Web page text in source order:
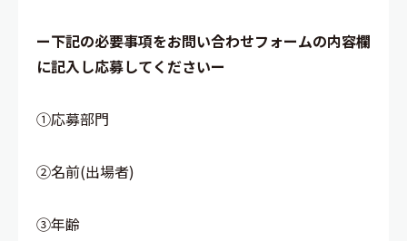
ー下記の必要事項をお問い合わせフォームの内容欄
に記入し応募してくださいー
①応募部門
②名前(出場者)
③年齢